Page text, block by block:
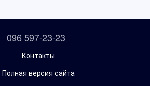
096 597-23-23
Контакты
Полная версия сайта